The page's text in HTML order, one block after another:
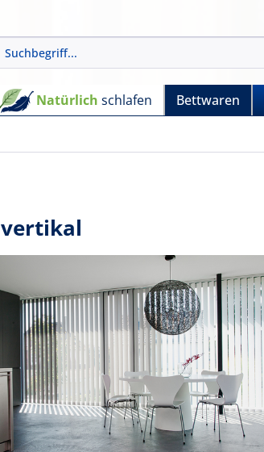
Natürlichschlafen Bettwaren